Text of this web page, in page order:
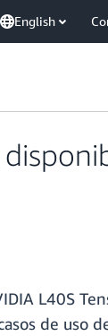
English
L40S
de uso